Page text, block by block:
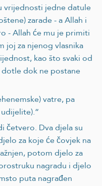
vrijednosti jedne datule
zarade - a Allah i
- Allah će mu je primiti
joj za njenog vlasnika
kao što svaki od
dok ne postane
vatre, pa
četvero. Dva djela su
za koje će čovjek na
potom djelo za
nagradu i djelo
puta nagrađen